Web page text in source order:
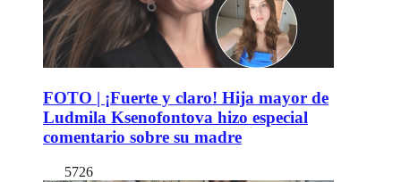
FOTO | ¡Fuerte y claro! Hija mayor de
Ludmila Ksenofontova hizo especial
comentario sobre su madre
5726